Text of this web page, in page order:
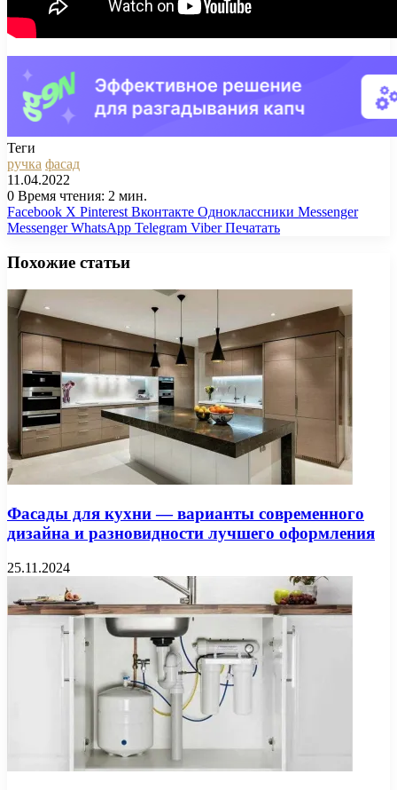
Теги
ручка фасад
11.04.2022
0 Время чтения: 2 мин.
Facebook X Pinterest Вконтакте Одноклассники Messenger
Messenger WhatsApp Telegram Viber Печатать
Похожие статьи
Фасады для кухни — варианты современного
дизайна и разновидности лучшего оформления
25.11.2024